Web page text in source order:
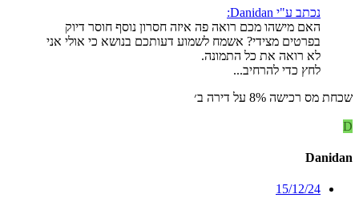
נכתב ע"י Danidan:
האם מישהו מכם רואה פה איזה חסרון נוסף חוסר דיוק
בפרטים מצידי? אשמח לשמוע דעותכם בנושא כי אולי אני
לא רואה את כל התמונה.
לחץ כדי להרחיב...
שכחת מס רכישה 8% על דירה ב׳
D
Danidan
15/12/24